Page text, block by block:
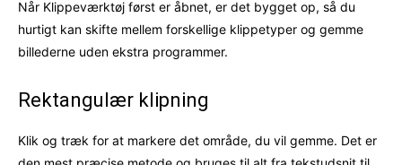
Når Klippeværktøj først er åbnet, er det bygget op, så du
hurtigt kan skifte mellem forskellige klippetyper og gemme
billederne uden ekstra programmer.
Rektangulær klipning
Klik og træk for at markere det område, du vil gemme. Det er